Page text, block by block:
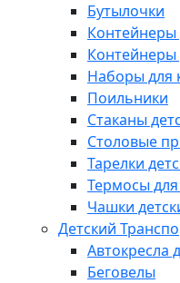
Бутылочки
Контейнеры
Контейнеры
Наборы для
Поильники
Стаканы
Столовые
Тарелки
Термосы
Чашки
Детский
Автокресла
Беговелы